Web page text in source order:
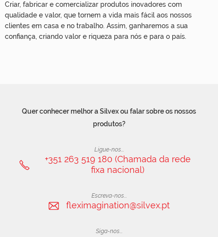
Criar, fabricar e comercializar produtos inovadores com
qualidade e valor, que tornem a vida mais fácil aos nossos
clientes em casa e no trabalho. Assim, ganharemos a sua
confiança, criando valor e riqueza para nós e para o país.
Quer conhecer melhor a Silvex ou falar sobre os nossos
produtos?
Ligue-nos...
+351 263 519 180 (Chamada da rede
fixa nacional)
Escreva-nos...
fleximagination@silvex.pt
Siga-nos...